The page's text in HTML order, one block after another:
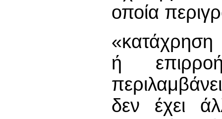
οποία
«κατάχρηση
ή
δεν έχει